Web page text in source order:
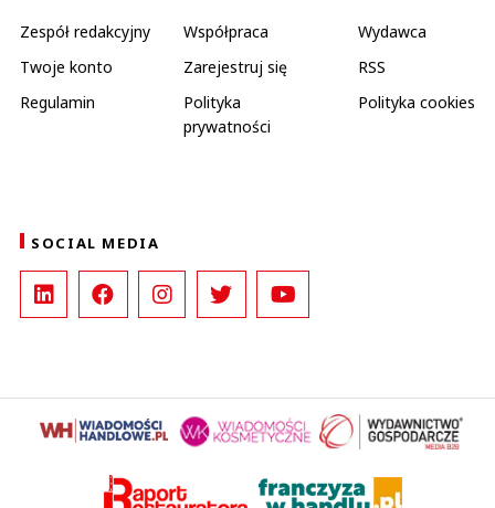
Zespół redakcyjny Współpraca
Wydawca
Twoje konto
Zarejestruj się
RSS
Regulamin
Polityka
prywatności
Polityka cookies
SOCIAL MEDIA